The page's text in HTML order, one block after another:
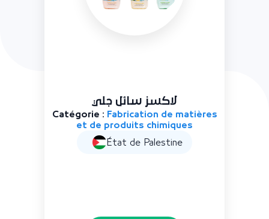
de matières
Catégorie :Fabrication
et de produits